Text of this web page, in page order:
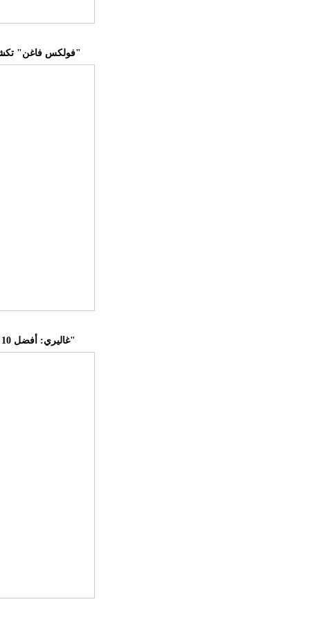
"فولكس فاغن" تكشف عن "غراند كاليفورنيا 2019"
غاليري: أفضل 10 سيارات أداء من شركة "فورد"